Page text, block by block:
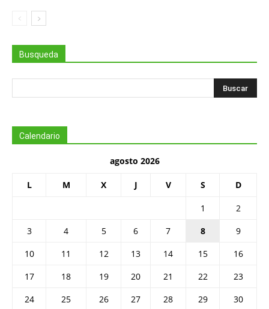
Busqueda
Calendario
agosto 2026
L M X J V S D
1
2
3
4 5 6 7 8
9
10
11 12 13 14 15
16
17
18 19 20 21 22
23
24
25 26 27 28 29
30